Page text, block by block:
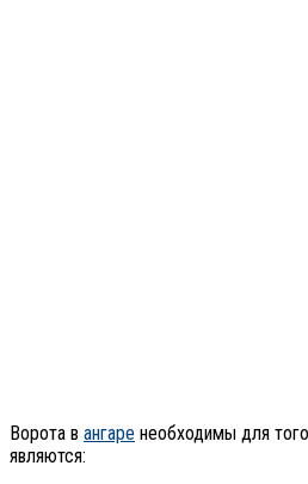
Ворота в ангаре необходимы для
являются: